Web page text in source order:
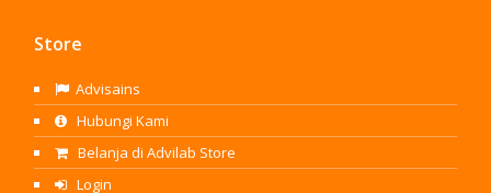
Store
Advisains
Hubungi Kami
Belanja di Advilab Store
Login